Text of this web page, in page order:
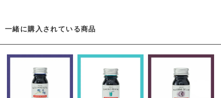
一緒に購入されている商品